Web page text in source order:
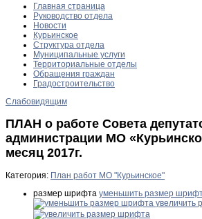
Главная страница
Руководство отдела
Новости
Курьинское
Структура отдела
Муниципальные услуги
Территориальные отделы
Обращения граждан
Градостроительство
Слабовидящим
ПЛАН о работе Совета
администрации МО
месяц 2017г.
Категория: План работ МО "Курьинское"
размер шрифта уменьшить размер
увеличить